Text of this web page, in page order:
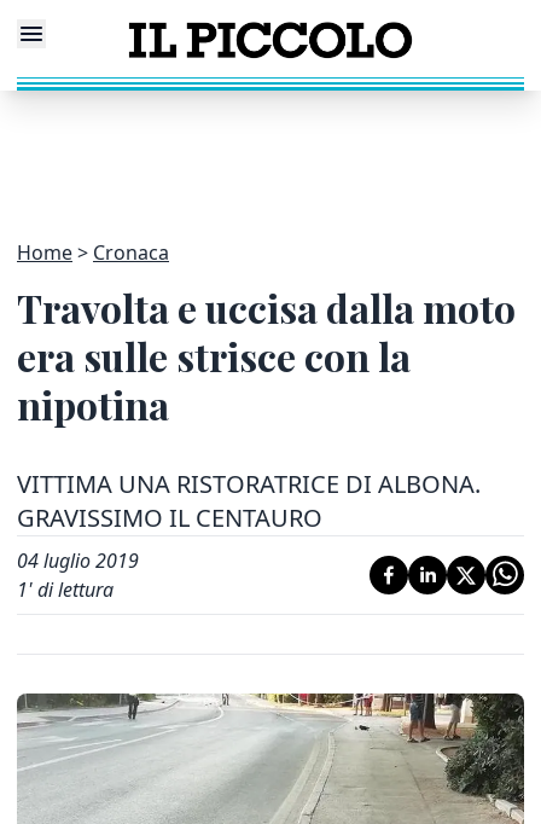
Home Cronaca
Travolta e uccisa dalla moto
era sulle strisce con la
nipotina
VITTIMA UNA RISTORATRICE DI ALBONA.
GRAVISSIMO IL CENTAURO
04 luglio 2019
1' di lettura